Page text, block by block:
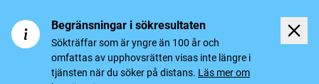
Begränsningar i sökresultaten
Sökträffar som är yngre än 100 år och
omfattas av upphovsrätten visas inte längre i
tjänsten när du söker på distans. Läs mer om